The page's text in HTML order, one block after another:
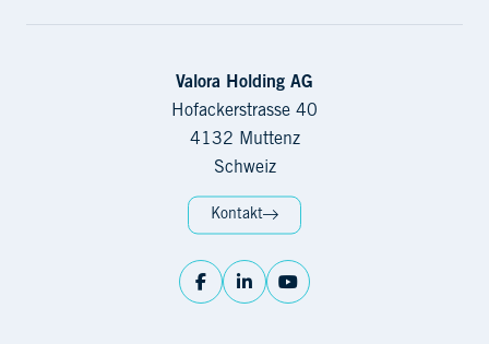
Valora Holding AG
Hofackerstrasse 40
4132 Muttenz
Schweiz
Kontakt